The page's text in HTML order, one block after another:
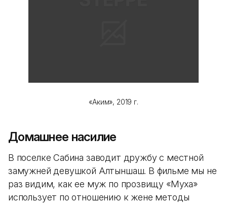
«Аким», 2019 г.
Домашнее насилие
В поселке Сабина заводит дружбу с местной
замужней девушкой Алтыншаш. В фильме мы не
раз видим, как ее муж по прозвищу «Муха»
использует по отношению к жене методы